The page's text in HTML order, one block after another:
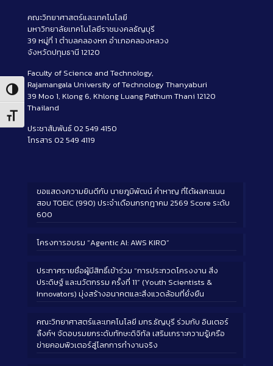
Toggle High Contrast
Toggle Font size
คณะวิทยาศาสตร์และเทคโนโลยี
มหาวิทยาลัยเทคโนโลยีราชมงคลธัญบุรี
39 หมู่ที่ 1 ตำบลคลองหก อำเภอคลองหลวง
จังหวัดปทุมธานี 12120
Faculty of Science and Technology,
Rajamangala University of Technology Thanyaburi
39 Moo 1, Klong 6, Khlong Luang Pathum Thani 12120
Thailand
ประชาสัมพันธ์ 02 549 4150
โทรสาร 02 549 4119
ขอแสดงความยินดีกับ นายภูมิพัฒน์ คำหาญ ที่ได้ผลคะแนน
สอบ TOEIC (990) ประจำเดือนกรกฎาคม 2569 Score ระดับ
600
โครงการอบรม “Agentic AI: AWS KIRO”
ประกาศรายชื่อผู้มีสิทธิ์เข้าร่วม “การประกวดโครงงาน สิ่ง
ประดิษฐ์ และนวัตกรรม ครั้งที่ 11” (Youth Scientists &
Innovators) มุ่งสร้างอนาคตและสิ่งแวดล้อมที่ยั่งยืน
คณะวิทยาศาสตร์และเทคโนโลยี มทร.ธัญบุรี ร่วมกับ อินเตอร์
ลิ้งค์ฯ จัดอบรมยกระดับทักษะดิจิทัล เสริมเกราะความรู้เครือ
ข่ายคอมพิวเตอร์สู่โลกการทำงานจริง